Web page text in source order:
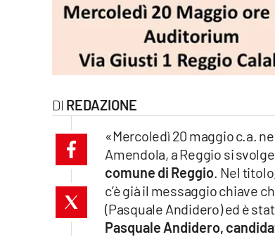
cosenzachannel.it
catanzarochannel.it
lacapitalenews.it
REDAZIONE
«Mercoledì 20 maggio c.a.
Amendola, a Reggio si
comune di Reggio. Nel
c’è già il messaggio chiave
(Pasquale Andidero) ed è
Pasquale Andidero,